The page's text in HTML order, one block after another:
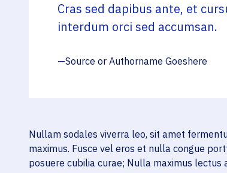
Cras sed dapibus ante, et
interdum orci sed accumsan.
Source or Authorname Goeshere
Nullam sodales viverra leo, sit amet
maximus. Fusce vel eros et nulla congue
posuere cubilia curae; Nulla maximus lectus